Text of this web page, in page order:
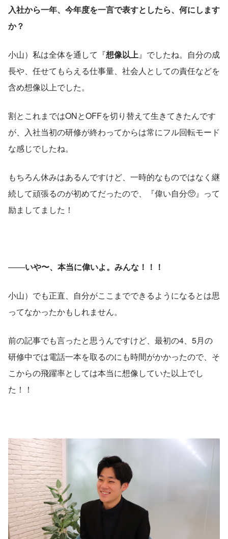
入社から一年、今年度を一言で表すとしたら、何にします
か？
小山）私は全体を通して『想像以上』でしたね。自分の成
長や、任せてもらえる仕事量、社会人としての責任などを
含め想像以上でした。
割とこれまではONとOFFを切り替えて生きてきたんです
が、入社当初の研修が終わってからは常にフル回転モード
な感じでしたね。
もちろん休みはあるんですけど、一時的なものではなく継
続して頑張るのが初めてだったので、『偉い自分🥺』って
励ましてました！
───いや〜、本当に偉いよ。みんな！！！
小山）でも正直、自分がここまでできるようになるとは思
ってなかったかもしれません。
前の記事でも言ったと思うんですけど、最初の4、5月の
研修中では電話一本を取るのにも時間がかかったので、そ
こからの飛躍率としては本当に想像していた以上でし
た！！